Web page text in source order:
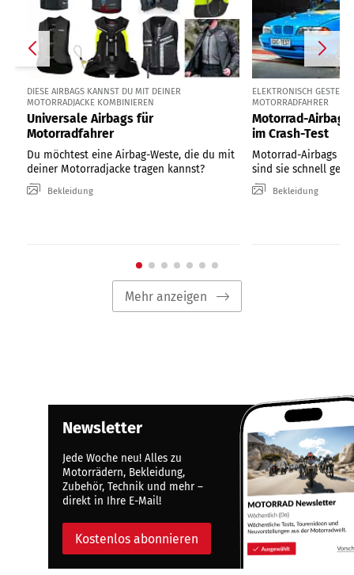
DIESE AIRBAGS KANNST DU MIT DEINER
MOTORRADJACKE KOMBINIEREN
Universale Airbags für
Motorradfahrer
Du möchtest eine Airbag-Weste, die du mit
deiner Motorradjacke tragen kannst?
Bekleidung
ELEKTRONISCH
MOTORRADFAHRER
Motorrad-Airbag-
im Crash-Test
Motorrad-Airbags
sind sie schnell
Bekleidung
Mehr anzeigen
Newsletter
Jede Woche neu! Alles zu
Motorrädern, Bekleidung,
Zubehör, Technik und mehr –
direkt in Ihre E-Mail!
Kostenlos abonnieren